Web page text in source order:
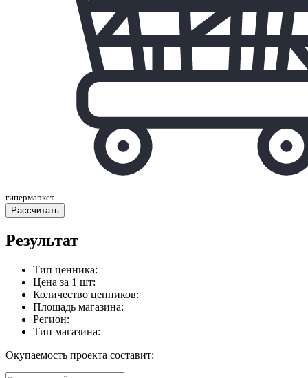
гипермаркет
Расcчитать
Результат
Тип ценника:
Цена за 1 шт:
Количество ценников:
Площадь магазина:
Регион:
Тип магазина:
Окупаемость проекта составит: